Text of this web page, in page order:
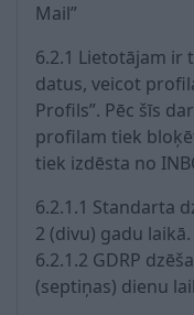
Mail”
6.2.1 Lietotājam ir
datus, veicot
Profils”. Pēc šīs
profilam tiek
tiek izdēsta no
6.2.1.1 Standarta
2 (divu) gadu laikā.
6.2.1.2 GDRP
(septiņas) dienu